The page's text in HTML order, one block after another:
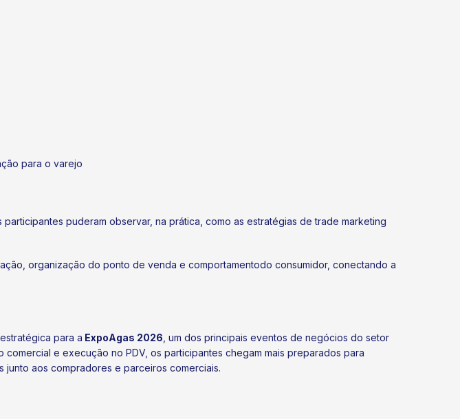
para o varejo
puderam observar, na prática, como as estratégias de trade marketing
organização do ponto de venda e comportamentodo consumidor, conectando a
para a ExpoAgas 2026 , um dos principais eventos de negócios do setor
e execução no PDV, os participantes chegam mais preparados para
aos compradores e parceiros comerciais.